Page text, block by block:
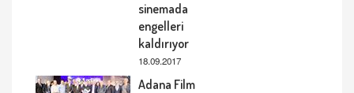
sinemada
engelleri
kaldırıyor
18.09.2017
Adana Film